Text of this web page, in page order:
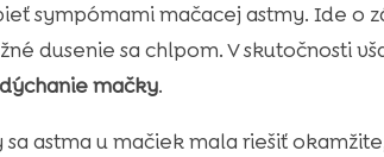
sympómami mačacej astmy. Ide o
dusenie sa chlpom. V skutočnosti
dýchanie mačky.
astma u mačiek mala riešiť